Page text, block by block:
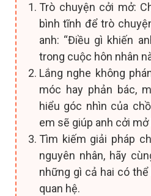
Trò chuyện cởi mở:
bình tĩnh để trò
anh: “Điều gì khiến
trong cuộc hôn nhân
Lắng nghe không
móc hay phản bác,
hiểu góc nhìn của
em sẽ giúp anh cởi mở
Tìm kiếm giải pháp
nguyên nhân, hãy
những gì cả hai có
quan hệ.